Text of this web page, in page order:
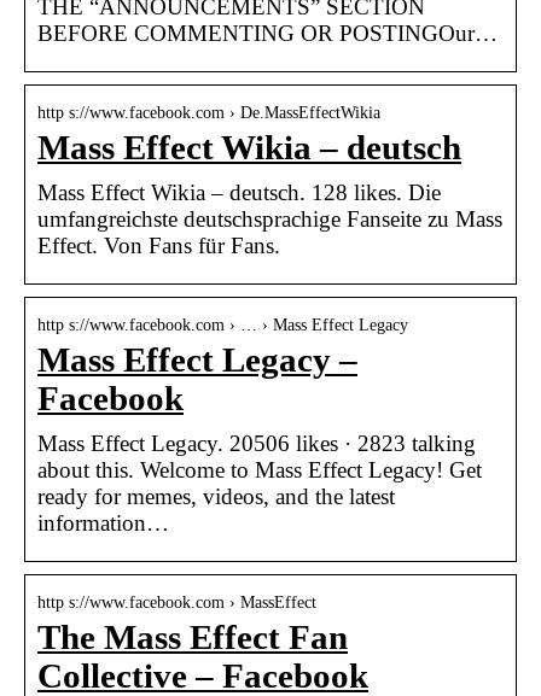
THE “ANNOUNCEMENTS” SECTION
BEFORE COMMENTING OR POSTINGOur…
http s://www.facebook.com › De.MassEffectWikia
Mass Effect Wikia – deutsch
Mass Effect Wikia – deutsch. 128 likes. Die
umfangreichste deutschsprachige Fanseite zu Mass
Effect. Von Fans für Fans.
http s://www.facebook.com › … › Mass Effect Legacy
Mass Effect Legacy –
Facebook
Mass Effect Legacy. 20506 likes · 2823 talking
about this. Welcome to Mass Effect Legacy! Get
ready for memes, videos, and the latest
information…
http s://www.facebook.com › MassEffect
The Mass Effect Fan
Collective – Facebook